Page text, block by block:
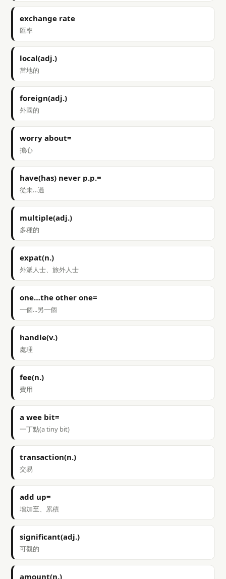
exchange rate
匯率
local(adj.)
當地的
foreign(adj.)
外國的
worry about=
擔心
have(has) never p.p.=
從未…過
multiple(adj.)
多種的
expat(n.)
外派人士、旅外人士
one…the other one=
一個...另一個
handle(v.)
處理
fee(n.)
費用
a wee bit=
一丁點(a tiny bit)
transaction(n.)
交易
add up=
增加至、累積
significant(adj.)
可觀的
amount(n.)